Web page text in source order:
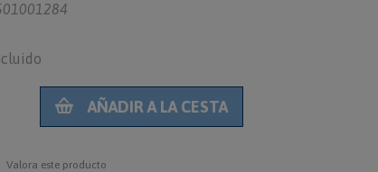
AÑADIR A LA CESTA
Valora este producto